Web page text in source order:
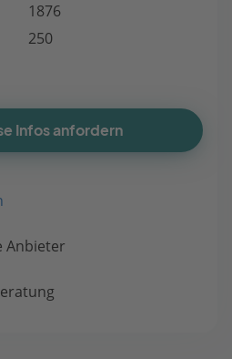
1876
250
Infos anfordern
Anbieter